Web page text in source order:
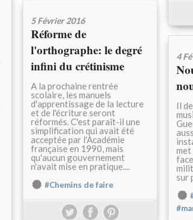
5 Février 2016
Réforme de
l'orthographe: le degré
infini du crétinisme
A la prochaine rentrée
scolaire, les manuels
d'apprentissage de la lecture
et de l'écriture seront
réformés. C'est paraît-il une
simplification qui avait été
acceptée par l'Académie
française en 1990, mais
qu'aucun gouvernement
n'avait mise en pratique....
#Chemins de faire
4
Il
met
sur